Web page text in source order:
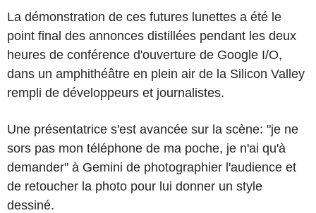
La démonstration de ces futures lunettes a été le
point final des annonces distillées pendant les deux
heures de conférence d'ouverture de Google I/O,
dans un amphithéâtre en plein air de la Silicon Valley
rempli de développeurs et journalistes.
Une présentatrice s'est avancée sur la scène: "je ne
sors pas mon téléphone de ma poche, je n'ai qu'à
demander" à Gemini de photographier l'audience et
de retoucher la photo pour lui donner un style
dessiné.